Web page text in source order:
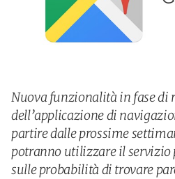
Nuova funzionalità in fase di
dell’applicazione di
partire dalle prossime
potranno utilizzare il servizio
sulle probabilità di trovare